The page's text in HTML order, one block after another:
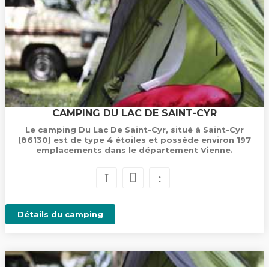
CAMPING DU LAC DE SAINT-CYR
Le camping Du Lac De Saint-Cyr, situé à Saint-Cyr
(86130) est de type 4 étoiles et possède environ 197
emplacements dans le département Vienne.
Détails du camping